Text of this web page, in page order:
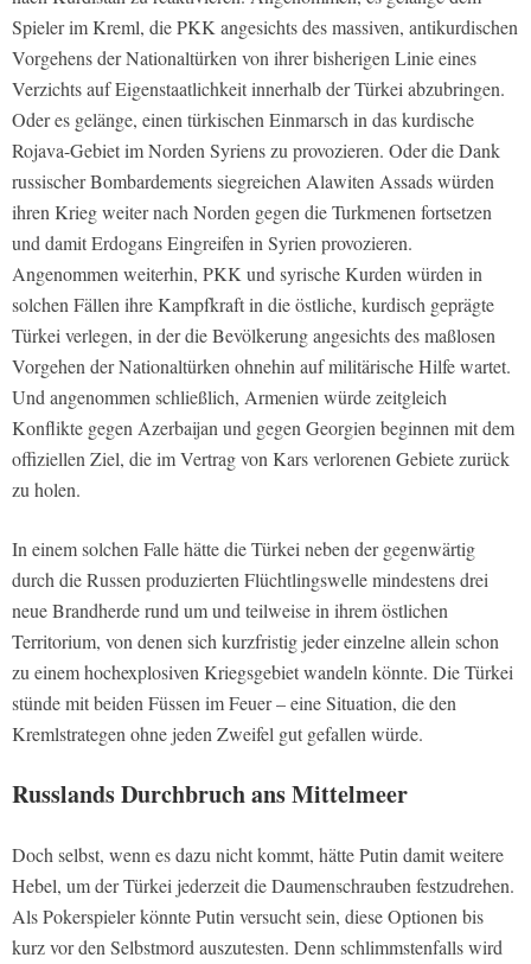
Spieler im Kreml, die PKK angesichts des massiven, antikurdischen
Vorgehens der Nationaltürken von ihrer bisherigen Linie eines
Verzichts auf Eigenstaatlichkeit innerhalb der Türkei abzubringen.
Oder es gelänge, einen türkischen Einmarsch in das kurdische
Rojava-Gebiet im Norden Syriens zu provozieren. Oder die Dank
russischer Bombardements siegreichen Alawiten Assads würden
ihren Krieg weiter nach Norden gegen die Turkmenen fortsetzen
und damit Erdogans Eingreifen in Syrien provozieren.
Angenommen weiterhin, PKK und syrische Kurden würden in
solchen Fällen ihre Kampfkraft in die östliche, kurdisch geprägte
Türkei verlegen, in der die Bevölkerung angesichts des maßlosen
Vorgehen der Nationaltürken ohnehin auf militärische Hilfe wartet.
Und angenommen schließlich, Armenien würde zeitgleich
Konflikte gegen Azerbaijan und gegen Georgien beginnen mit dem
offiziellen Ziel, die im Vertrag von Kars verlorenen Gebiete zurück
zu holen.
In einem solchen Falle hätte die Türkei neben der gegenwärtig
durch die Russen produzierten Flüchtlingswelle mindestens drei
neue Brandherde rund um und teilweise in ihrem östlichen
Territorium, von denen sich kurzfristig jeder einzelne allein schon
zu einem hochexplosiven Kriegsgebiet wandeln könnte. Die Türkei
stünde mit beiden Füssen im Feuer – eine Situation, die den
Kremlstrategen ohne jeden Zweifel gut gefallen würde.
Russlands Durchbruch ans Mittelmeer
Doch selbst, wenn es dazu nicht kommt, hätte Putin damit weitere
Hebel, um der Türkei jederzeit die Daumenschrauben festzudrehen.
Als Pokerspieler könnte Putin versucht sein, diese Optionen bis
kurz vor den Selbstmord auszutesten. Denn schlimmstenfalls wird